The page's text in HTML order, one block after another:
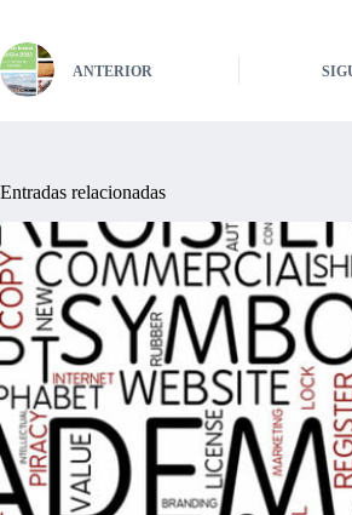
ANTERIOR
Entradas relacionadas